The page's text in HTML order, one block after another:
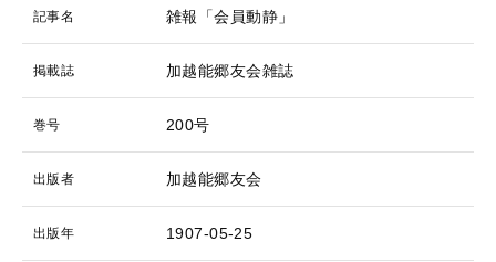
記事名 雑報「会員動静」
掲載誌 加越能郷友会雑誌
巻号 200号
出版者 加越能郷友会
出版年 1907-05-25